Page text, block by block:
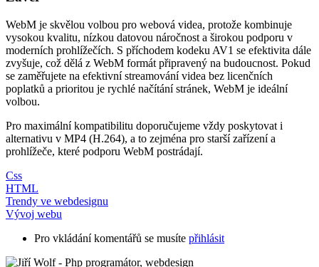
WebM je skvělou volbou pro webová videa, protože kombinuje
vysokou kvalitu, nízkou datovou náročnost a širokou podporu v
moderních prohlížečích. S příchodem kodeku AV1 se efektivita dále
zvyšuje, což dělá z WebM formát připravený na budoucnost. Pokud
se zaměřujete na efektivní streamování videa bez licenčních
poplatků a prioritou je rychlé načítání stránek, WebM je ideální
volbou.
Pro maximální kompatibilitu doporučujeme vždy poskytovat i
alternativu v MP4 (H.264), a to zejména pro starší zařízení a
prohlížeče, které podporu WebM postrádají.
Css
HTML
Trendy ve webdesignu
Vývoj webu
Pro vkládání komentářů se musíte přihlásit